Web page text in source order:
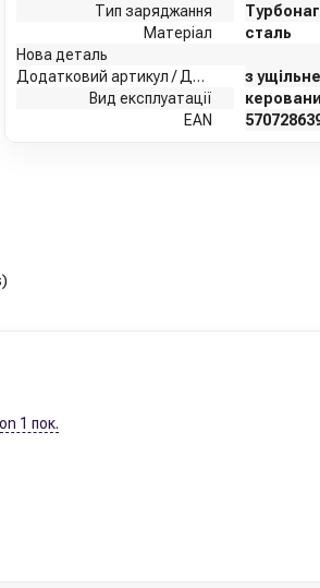
Тип заряджання
Матеріал
сталь
Нова деталь
Додатковий артикул / Додаткова інформація
з
Вид експлуатації
EAN
1 пок.